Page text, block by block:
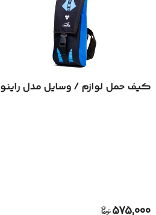
کیف حمل لوازم / وسایل مدل راینو
575,000